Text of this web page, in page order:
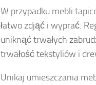
W przypadku mebli
łatwo zdjąć i wyprać.
uniknąć trwałych
trwałość tekstyliów i
Unikaj umieszczania